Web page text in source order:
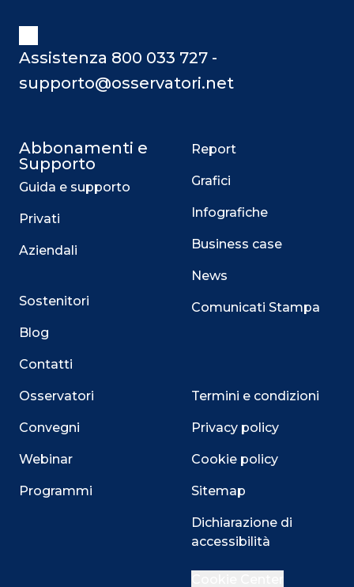
Assistenza 800 033 727 -
supporto@osservatori.net
Abbonamenti e
Supporto
Guida e supporto
Privati
Aziendali
Sostenitori
Blog
Contatti
Osservatori
Convegni
Webinar
Programmi
Report
Grafici
Infografiche
Business case
News
Comunicati Stampa
Termini e condizioni
Privacy policy
Cookie policy
Sitemap
Dichiarazione di
accessibilità